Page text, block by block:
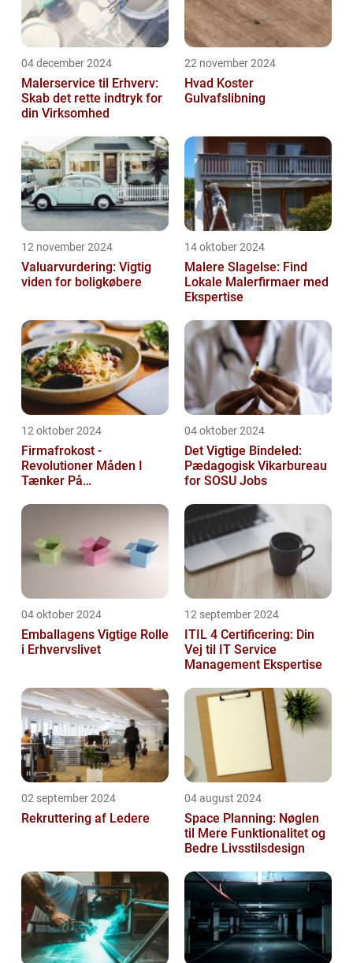
04 december 2024
Malerservice til Erhverv:
Skab det rette indtryk for
din Virksomhed
22 november 2024
Hvad Koster
Gulvafslibning
12 november 2024
Valuarvurdering: Vigtig
viden for boligkøbere
14 oktober 2024
Malere Slagelse: Find
Lokale Malerfirmaer med
Ekspertise
12 oktober 2024
Firmafrokost -
Revolutioner Måden I
Tænker På
04 oktober 2024
Det Vigtige Bindeled:
Pædagogisk Vikarbureau
for SOSU Jobs
04 oktober 2024
Emballagens Vigtige Rolle
i Erhvervslivet
12 september 2024
ITIL 4 Certificering: Din
Vej til IT Service
Management Ekspertise
02 september 2024
Rekruttering af Ledere
04 august 2024
Space Planning: Nøglen
til Mere Funktionalitet og
Bedre Livsstilsdesign